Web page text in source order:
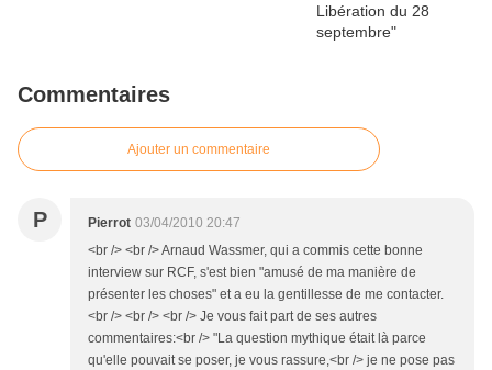
Commentaires
Ajouter un commentaire
P Pierrot 03/04/2010 20:47
<br /> <br /> Arnaud Wassmer, qui a commis cette bonne
interview sur RCF, s'est bien "amusé de ma manière de
présenter les choses" et a eu la gentillesse de me contacter.
<br /> <br /> <br /> Je vous fait part de ses autres
commentaires:<br /> "La question mythique était là parce
qu'elle pouvait se poser, je vous rassure,<br /> je ne pose pas